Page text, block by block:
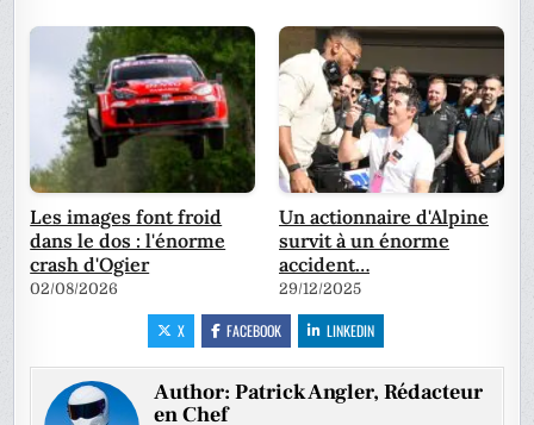
Les images font froid
dans le dos : l'énorme
crash d'Ogier
02/08/2026
Un actionnaire d'Alpine
survit à un énorme
accident…
29/12/2025
X FACEBOOK LINKEDIN
Author:Patrick Angler, Rédacteur
en Chef